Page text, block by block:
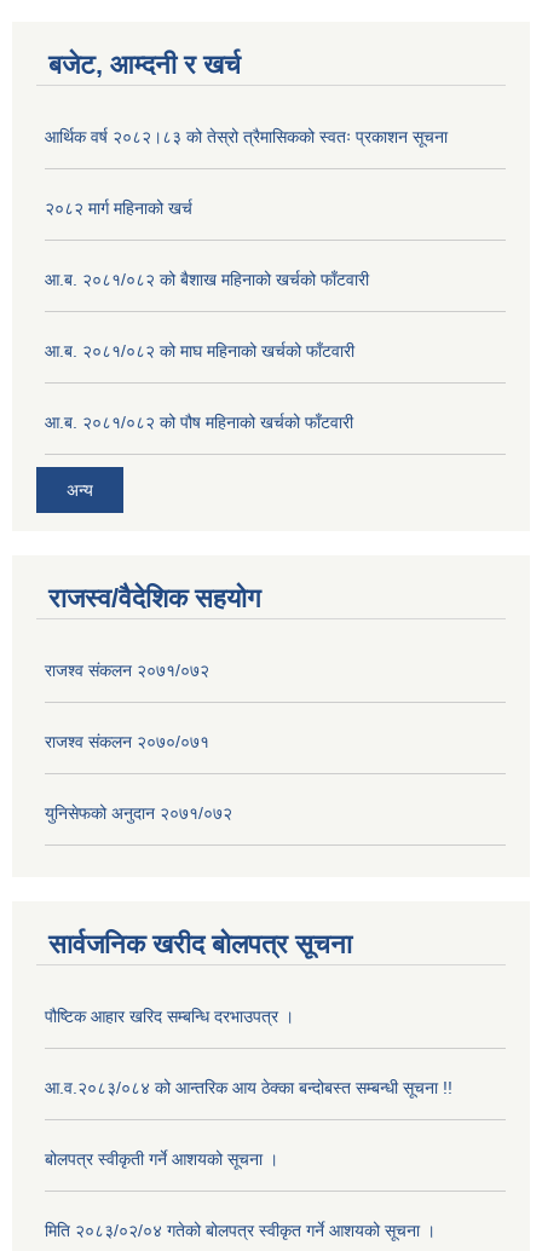
बजेट, आम्दनी र खर्च
आर्थिक वर्ष २०८२।८३ को तेस्रो त्रैमासिकको स्वतः प्रकाशन सूचना
२०८२ मार्ग महिनाको खर्च
आ.ब. २०८१/०८२ को बैशाख महिनाको खर्चको फाँटवारी
आ.ब. २०८१/०८२ को माघ महिनाको खर्चको फाँटवारी
आ.ब. २०८१/०८२ को पौष महिनाको खर्चको फाँटवारी
अन्य
राजस्व/वैदेशिक सहयोग
राजश्व संकलन २०७१/०७२
राजश्व संकलन २०७०/०७१
युनिसेफको अनुदान २०७१/०७२
सार्वजनिक खरीद बोलपत्र सूचना
पौष्टिक आहार खरिद सम्बन्धि दरभाउपत्र ।
आ.व.२०८३/०८४ को आन्तरिक आय ठेक्का बन्दोबस्त सम्बन्धी सूचना !!
बोलपत्र स्वीकृती गर्ने आशयको सूचना ।
मिति २०८३/०२/०४ गतेको बोलपत्र स्वीकृत गर्ने आशयको सूचना ।